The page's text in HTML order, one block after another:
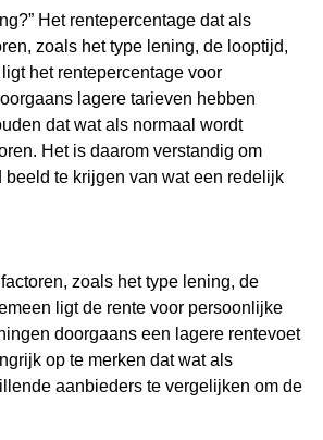
Het rentepercentage dat als
zoals het type lening, de looptijd,
het rentepercentage voor
lagere tarieven hebben
dat wat als normaal wordt
Het is daarom verstandig om
te krijgen van wat een redelijk
zoals het type lening, de
ligt de rente voor persoonlijke
doorgaans een lagere rentevoet
op te merken dat wat als
aanbieders te vergelijken om de